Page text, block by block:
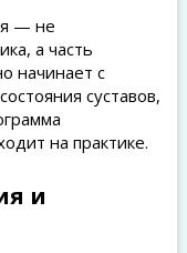
— не
а часть
начинает с
суставов,
на практике.
и